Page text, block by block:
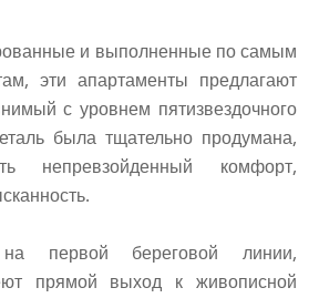
и выполненные по самым
эти апартаменты предлагают
с уровнем пятизвездочного
была тщательно продумана,
непревзойденный комфорт,
на первой береговой линии,
прямой выход к живописной